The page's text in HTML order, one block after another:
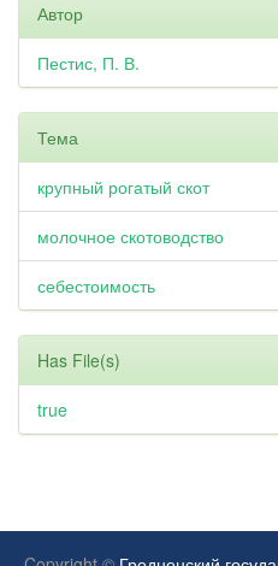
Автор
Пестис, П. В.
Тема
крупный рогатый скот
молочное скотоводство
себестоимость
Has File(s)
true